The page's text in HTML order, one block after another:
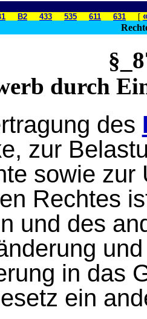
B2 433 535 611 631 [
durch
des
zur
sowie zur
Rechtes
und des
in das
ein